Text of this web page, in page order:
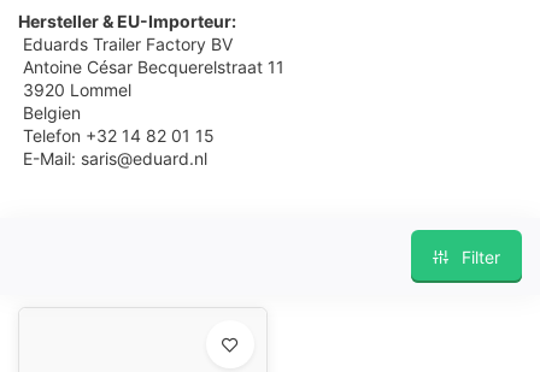
Hersteller & EU-Importeur:
Eduards Trailer Factory BV
Antoine César Becquerelstraat 11
3920 Lommel
Belgien
Telefon +32 14 82 01 15
E-Mail: saris@eduard.nl
Filter